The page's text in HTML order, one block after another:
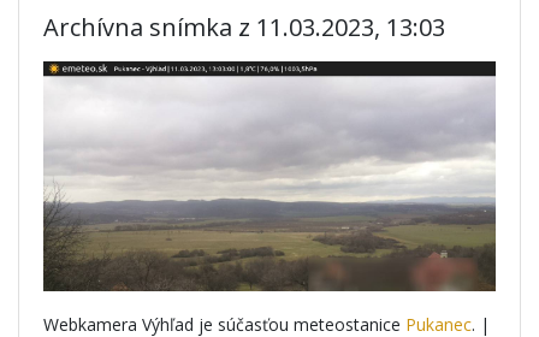
Archívna snímka z 11.03.2023, 13:03
Webkamera Výhľad je súčasťou meteostanice Pukanec. |